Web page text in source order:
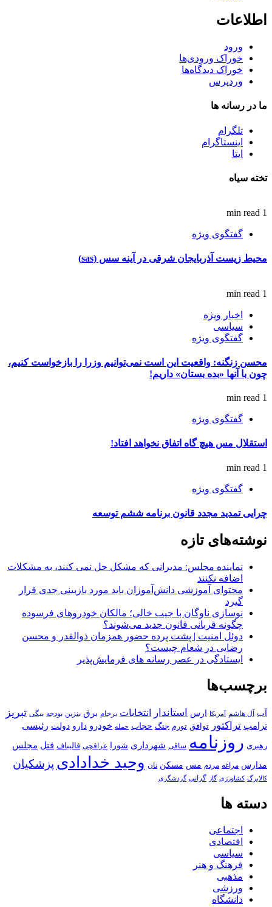
اطلاعات
ورود
خوراک ورودی‌ها
خوراک دیدگاه‌ها
وردپرس
ما در رسانه ها
تلگرام
اینستاگرام
ایتا
تخته سیاه
1 min read
گفتگوی ویژه
محیط زیست آذربایجان شرقی در آینه سس (sas)
1 min read
اخبار ویژه
سیاسی
گفتگوی ویژه
محسن زنگنه: واقعیت این است نمی‌توانیم وزرا را بازخواست کنیم،
چون با آنها «بده بستان» داریم!
1 min read
گفتگوی ویژه
استقلال مس هیچ گاه اتفاق نخواهد افتاد!
1 min read
گفتگوی ویژه
چرایی تمدید مجدد قانون برنامه ششم توسعه
نوشته‌های تازه
نماینده مجلس: مدیرانی که مشکل حل نمی کنند، به مشکلات
اضافه نکنند
محتوای آموزشی دانش‌آموزان باید مورد بازبینی جدی قرار
گیرد
نوسازی ناوگان با جیب خالی؛ مالکان خودرو‌های فرسوده
چگونه قربانی قانون جدید می‌شوند؟
دوئل امنیت | پشت پرده حضور همزمان ذوالقدر و محسن
رضایی در شعام چیست؟
ایستادگی در عصر رسانه های فرمایش‌پذیر
برچسب‌ها
آب آل هاشم آمریکا ارس استاندار انتخابات برجام برق بنزین بودجه بیگی تبریز
ترامپ تراکتور توافق تورم جنگ حجاب حمله خودرو دارو دولت رئیسی
رهبری روزنامه ساقی شهرداری شورا عراقچی قالیباف قتل مجلس
مدارس مراغه مردم مس مسکن نان وحید خدادادی پزشکیان
کالابرگ کشاورزی گاز گرانی گردشگری
دسته ها
اجتماعی
اقتصادی
سیاسی
فرهنگ و هنر
مذهبی
ورزشی
دانشگاه